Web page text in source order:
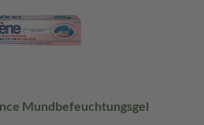
Mundbefeuchtungsgel